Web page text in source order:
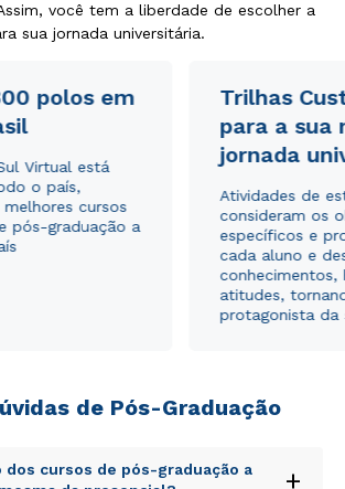
você tem a liberdade de escolher a
sua jornada universitária.
polos em
Virtual está
o país,
cursos
pós-graduação a
Trilhas
para a sua
jornada
Atividades de
consideram os
específicos e
cada aluno e
conhecimentos,
atitudes,
protagonista da
de Pós-Graduação
dos cursos de pós-graduação a
+
dados sejam utilizados para o
da Cruzeiro do Sul.